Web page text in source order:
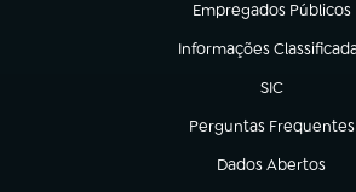
Empregados Públicos
(abre em nova aba)
Informações
(abre em nova aba)
SIC
(abre em
Perguntas Frequentes
(abre em nova aba)
Dados Abertos
(abre em nova aba)